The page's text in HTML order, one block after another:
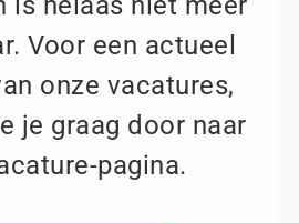
Voor een actueel
onze vacatures,
je graag door naar
pagina.